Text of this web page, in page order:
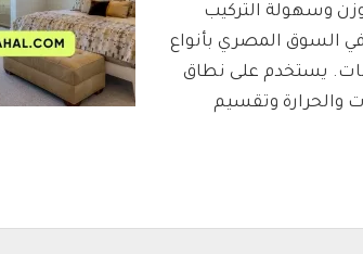
وسهولة التركيب
في السوق المصري بأنواع
يستخدم على نطاق
والحرارة وتقسيم